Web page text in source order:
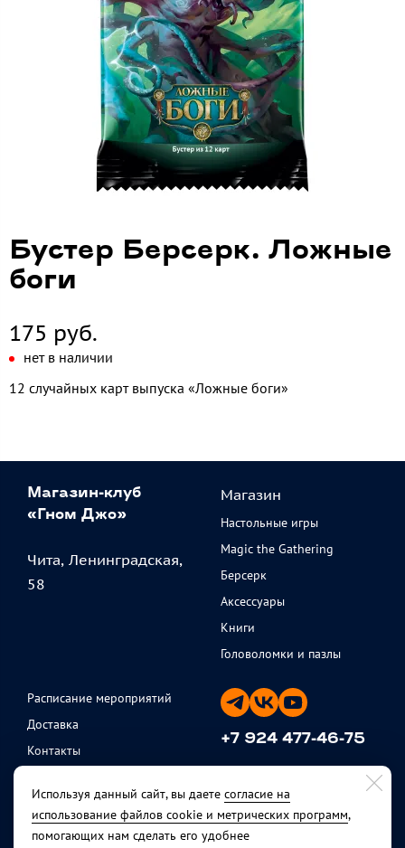
Бустер Берсерк. Ложные
боги
175 руб.
нет в наличии
12 случайных карт выпуска «Ложные боги»
Магазин-клуб
«Гном Джо»
Чита, Ленинградская,
58
Магазин
Настольные игры
Magic the Gathering
Берсерк
Аксессуары
Книги
Головоломки и пазлы
Расписание мероприятий
Доставка
Контакты
Политика
конфиденциальности
+7 924 477-46-75
ежедневно с 11 до 20
Используя данный сайт, вы даете согласие на
использование файлов cookie и метрических программ,
помогающих нам сделать его удобнее